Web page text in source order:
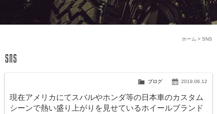
CONTACT US
LINK
SNS
ホーム >
2019.06.12
ブログ
現在アメリカにてスバルやホンダ等の日本車のカスタム
シーンで熱い盛り上がりを見せているホイールブランド